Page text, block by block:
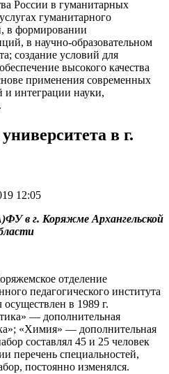
России в гуманитарных
гуманитарного
в формировании
в научно-образовательном
создание условий для
высокого качества
применения современных
и интеграции науки,
в г.
12:05
в г. Коряжме Архангельской
отделение
педагогического института
в 1989 г.
— дополнительная
«Химия» — дополнительная
составлял 45 и 25 человек
перечень специальностей,
постоянно изменялся.